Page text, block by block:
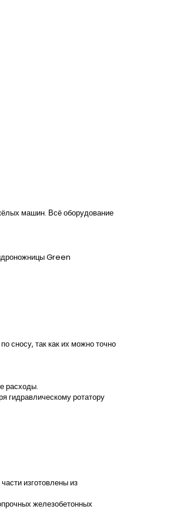
машин. Всё оборудование
Green
сносу, так как их можно точно
расходы.
гидравлическому ротатору
изготовлены из
железобетонных